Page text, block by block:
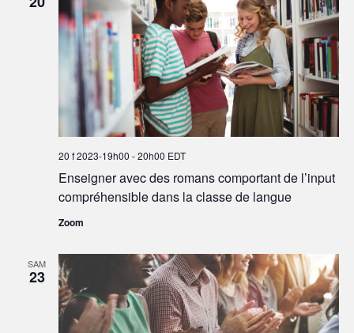
Enseigner avec des romans comportant de l’input
compréhensible dans la classe de langue
20 f 2023-19h00 -20h00 EDT
Zoom
SAM
23